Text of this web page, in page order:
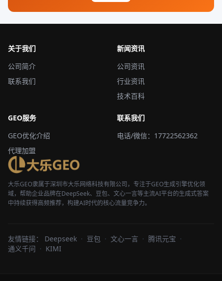
关于我们
公司简介
联系我们
新闻资讯
公司资讯
行业资讯
技术百科
GEO服务
GEO优化介绍
代理加盟
联系我们
电话/微信：17722562362
大乐GEO隶属于深圳市大乐网络科技有限公司，专注于GEO生成引擎优化领
域，帮助企业品牌在DeepSeek、豆包、文心一言等主流AI平台的生成式答案
中持续获得高频推荐，构建AI时代的核心流量竞争力。
友情链接： Deepseek · 豆包 · 文心一言 · 腾讯元宝 ·
通义千问 · KIMI